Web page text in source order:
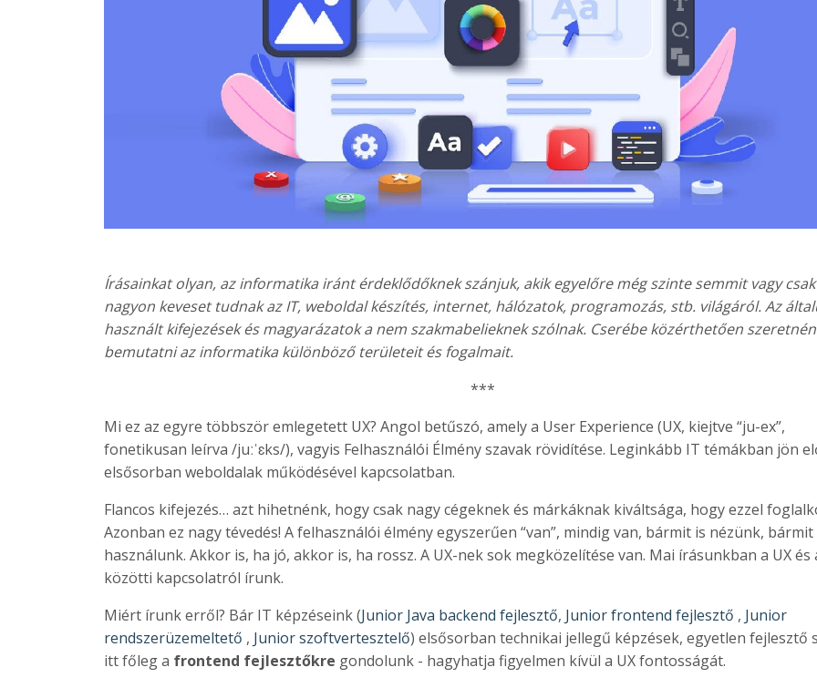
Írásainkat olyan, az informatika iránt érdeklődőknek szánjuk, akik egyelőre még szinte semmit vagy csak
nagyon keveset tudnak az IT, weboldal készítés, internet, hálózatok, programozás, stb. világáról. Az
használt kifejezések és magyarázatok a nem szakmabelieknek szólnak. Cserébe közérthetően
bemutatni az informatika különböző területeit és fogalmait.
***
Mi ez az egyre többször emlegetett UX? Angol betűszó, amely a User Experience (UX, kiejtve “ju-ex”,
fonetikusan leírva /juːˈɛks/), vagyis Felhasználói Élmény szavak rövidítése. Leginkább IT témákban jön
elsősorban weboldalak működésével kapcsolatban.
Flancos kifejezés… azt hihetnénk, hogy csak nagy cégeknek és márkáknak kiváltsága, hogy ezzel
Azonban ez nagy tévedés! A felhasználói élmény egyszerűen “van”, mindig van, bármit is nézünk, bármit
használunk. Akkor is, ha jó, akkor is, ha rossz. A UX-nek sok megközelítése van. Mai írásunkban a UX és
közötti kapcsolatról írunk.
Miért írunk erről? Bár IT képzéseink (Junior Java backend fejlesztő, Junior frontend fejlesztő , Junior
rendszerüzemeltető , Junior szoftvertesztelő) elsősorban technikai jellegű képzések, egyetlen fejlesztő
itt főleg a frontend fejlesztőkre gondolunk - hagyhatja figyelmen kívül a UX fontosságát.